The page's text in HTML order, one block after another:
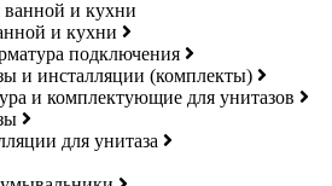
и кухни
подключения
и инсталляции (комплекты)
и комплектующие для унитазов
для унитаза